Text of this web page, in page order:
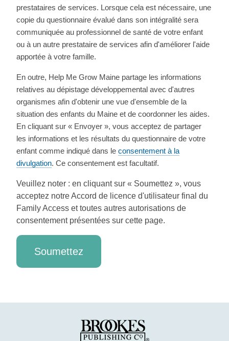
prestataires de services. Lorsque cela est nécessaire, une
copie du questionnaire évalué dans son intégralité sera
communiquée au professionnel de santé de votre enfant
ou à un autre prestataire de services afin d'améliorer l'aide
apportée à votre famille.
En outre, Help Me Grow Maine partage les informations
relatives au dépistage développemental avec d'autres
organismes afin d'obtenir une vue d'ensemble de la
situation des enfants du Maine et de coordonner les aides.
En cliquant sur « Envoyer », vous acceptez de partager
les informations et les résultats du questionnaire de votre
enfant comme indiqué dans le consentement à la
divulgation. Ce consentement est facultatif.
Veuillez noter : en cliquant sur « Soumettez », vous
acceptez notre Accord de licence d'utilisateur final du
Family Access et toutes autres autorisations de
consentement présentées sur cette page.